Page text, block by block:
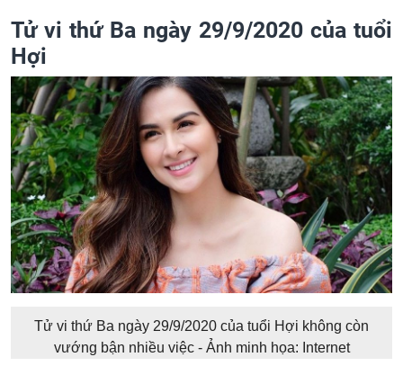
Tử vi thứ Ba ngày 29/9/2020 của tuổi
Hợi
Tử vi thứ Ba ngày 29/9/2020 của tuổi Hợi không còn
vướng bận nhiều việc - Ảnh minh họa: Internet